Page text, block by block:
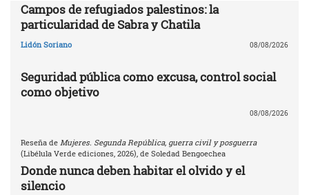
Campos de refugiados palestinos: la
particularidad de Sabra y Chatila
Lidón Soriano 08/08/2026
Seguridad pública como excusa, control social
como objetivo
08/08/2026
Reseña de Mujeres. Segunda República, guerra civil y posguerra
(Libélula Verde ediciones, 2026), de Soledad Bengoechea
Donde nunca deben habitar el olvido y el
silencio